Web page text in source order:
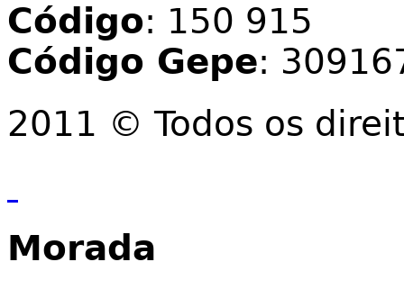
Código: 150 915
Código Gepe:
2011 © Todos os
Morada